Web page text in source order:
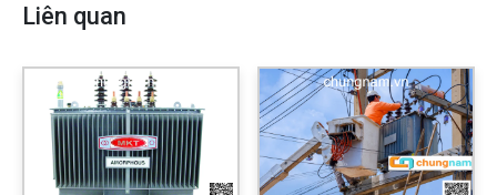
Liên quan